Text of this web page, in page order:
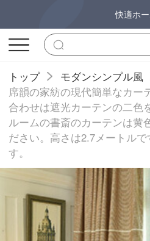
快適ホ
トップ
モダンシンプル風
席韻の家紡の現代簡単なカー
合わせは遮光カーテンの二色
ルームの書斎のカーテンは黄
ださい。高さは2.7メートル
す。